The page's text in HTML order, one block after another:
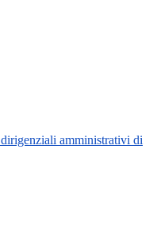
amministrativi di